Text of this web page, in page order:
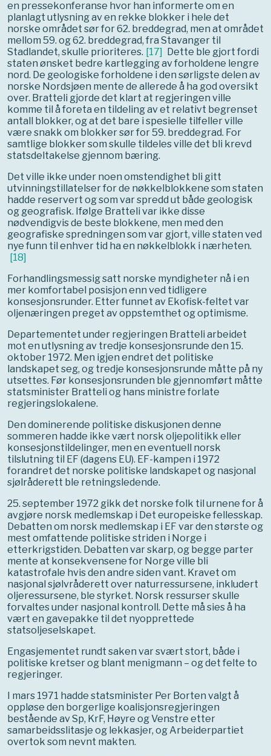
en pressekonferanse hvor han informerte om en
planlagt utlysning av en rekke blokker i hele det
norske området sør for 62. breddegrad, men at området
mellom 59. og 62. breddegrad, fra Stavanger til
Stadlandet, skulle prioriteres. [17] Dette ble gjort fordi
staten ønsket bedre kartlegging av forholdene lengre
nord. De geologiske forholdene i den sørligste delen av
norske Nordsjøen mente de allerede å ha god oversikt
over. Bratteli gjorde det klart at regjeringen ville
komme til å foreta en tildeling av et relativt begrenset
antall blokker, og at det bare i spesielle tilfeller ville
være snakk om blokker sør for 59. breddegrad. For
samtlige blokker som skulle tildeles ville det bli krevd
statsdeltakelse gjennom bæring.
Det ville ikke under noen omstendighet bli gitt
utvinningstillatelser for de nøkkelblokkene som staten
hadde reservert og som var spredd ut både geologisk
og geografisk. Ifølge Bratteli var ikke disse
nødvendigvis de beste blokkene, men med den
geografiske spredningen som var gjort, ville staten ved
nye funn til enhver tid ha en nøkkelblokk i nærheten.
[18]
Forhandlingsmessig satt norske myndigheter nå i en
mer komfortabel posisjon enn ved tidligere
konsesjonsrunder. Etter funnet av Ekofisk-feltet var
oljenæringen preget av oppstemthet og optimisme.
Departementet under regjeringen Bratteli arbeidet
mot en utlysning av tredje konsesjonsrunde den 15.
oktober 1972. Men igjen endret det politiske
landskapet seg, og tredje konsesjonsrunde måtte på ny
utsettes. Før konsesjonsrunden ble gjennomført måtte
statsminister Bratteli og hans ministre forlate
regjeringslokalene.
Den dominerende politiske diskusjonen denne
sommeren hadde ikke vært norsk oljepolitikk eller
konsesjonstildelinger, men en eventuell norsk
tilslutning til EF (dagens EU). EF-kampen i 1972
forandret det norske politiske landskapet og nasjonal
sjølråderett ble retningsledende.
25. september 1972 gikk det norske folk til urnene for å
avgjøre norsk medlemskap i Det europeiske fellesskap.
Debatten om norsk medlemskap i EF var den største og
mest omfattende politiske striden i Norge i
etterkrigstiden. Debatten var skarp, og begge parter
mente at konsekvensene for Norge ville bli
katastrofale hvis den andre siden vant. Kravet om
nasjonal sjølvråderett over naturressursene, inkludert
oljeressursene, ble styrket. Norsk ressurser skulle
forvaltes under nasjonal kontroll. Dette må sies å ha
vært en gavepakke til det nyopprettede
statsoljeselskapet.
Engasjementet rundt saken var svært stort, både i
politiske kretser og blant menigmann – og det felte to
regjeringer.
I mars 1971 hadde statsminister Per Borten valgt å
oppløse den borgerlige koalisjonsregjeringen
bestående av Sp, KrF, Høyre og Venstre etter
samarbeidsslitasje og lekkasjer, og Arbeiderpartiet
overtok som nevnt makten.